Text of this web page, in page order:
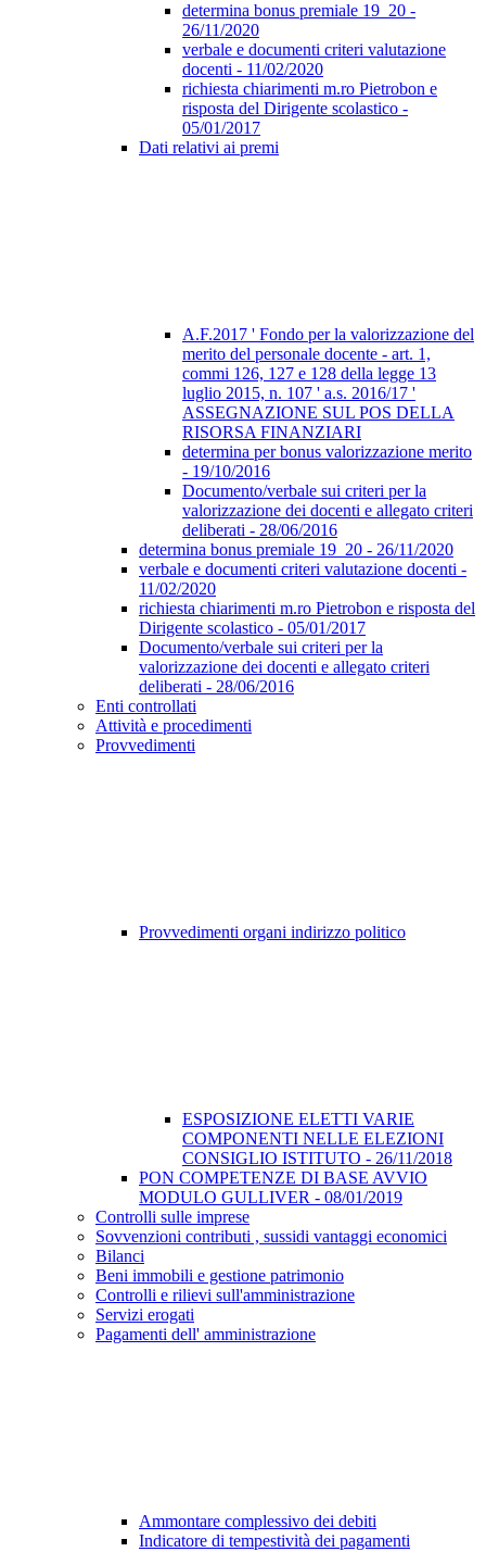
determina bonus premiale 19_20 -
26/11/2020
verbale e documenti criteri valutazione
docenti - 11/02/2020
richiesta chiarimenti m.ro Pietrobon e
risposta del Dirigente scolastico -
05/01/2017
Dati relativi ai premi
A.F.2017 ' Fondo per la valorizzazione del
merito del personale docente - art. 1,
commi 126, 127 e 128 della legge 13
luglio 2015, n. 107 ' a.s. 2016/17 '
ASSEGNAZIONE SUL POS DELLA
RISORSA FINANZIARI
determina per bonus valorizzazione merito
- 19/10/2016
Documento/verbale sui criteri per la
valorizzazione dei docenti e allegato criteri
deliberati - 28/06/2016
determina bonus premiale 19_20 - 26/11/2020
verbale e documenti criteri valutazione docenti -
11/02/2020
richiesta chiarimenti m.ro Pietrobon e risposta del
Dirigente scolastico - 05/01/2017
Documento/verbale sui criteri per la
valorizzazione dei docenti e allegato criteri
deliberati - 28/06/2016
Enti controllati
Attività e procedimenti
Provvedimenti
Provvedimenti organi indirizzo politico
ESPOSIZIONE ELETTI VARIE
COMPONENTI NELLE ELEZIONI
CONSIGLIO ISTITUTO - 26/11/2018
PON COMPETENZE DI BASE AVVIO
MODULO GULLIVER - 08/01/2019
Controlli sulle imprese
Sovvenzioni contributi , sussidi vantaggi economici
Bilanci
Beni immobili e gestione patrimonio
Controlli e rilievi sull'amministrazione
Servizi erogati
Pagamenti dell' amministrazione
Ammontare complessivo dei debiti
Indicatore di tempestività dei pagamenti